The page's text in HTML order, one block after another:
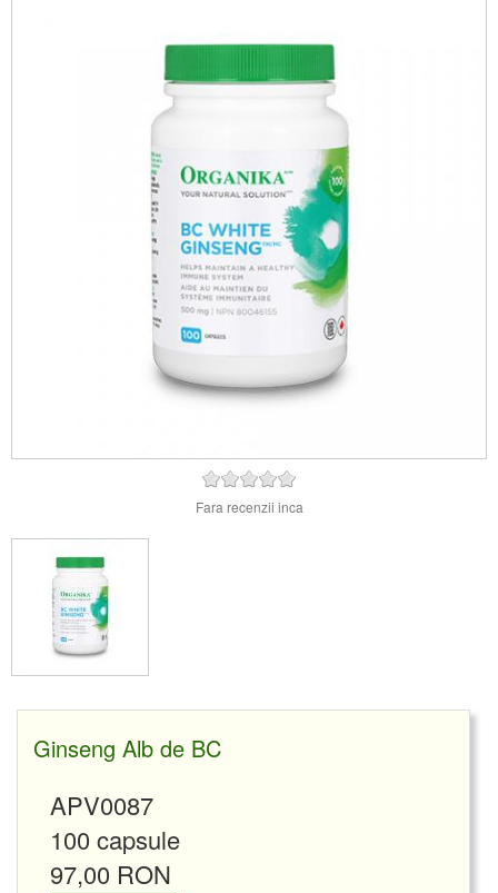
Fara recenzii inca
Ginseng Alb de BC
APV0087
100 capsule
97,00 RON